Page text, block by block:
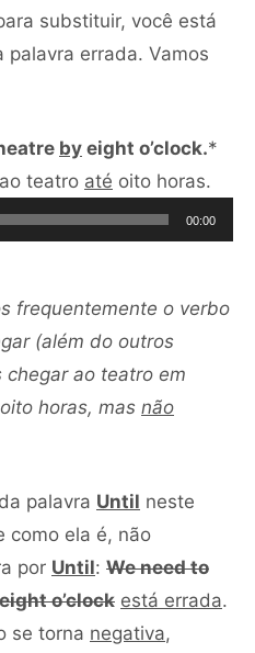
substituir, você está
palavra errada. Vamos
by eight o’clock.*
teatro até oito horas.
de
00:00
frequentemente o verbo
(além do outros
chegar ao teatro em
horas, mas não
palavra Until neste
como ela é, não
por Until: We need to
o’clock está errada.
se torna negativa,